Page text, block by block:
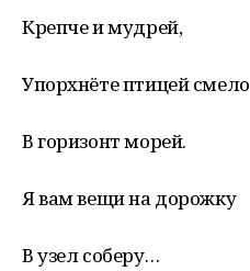
Крепче и мудрей,
Упорхнёте птицей смело
В горизонт морей.
Я вам вещи на дорожку
В узел соберу…